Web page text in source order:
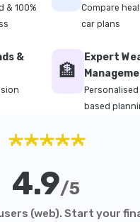
& 100%
Compare
car plans
&
🏦
Expert
based
★★★★★
4.9/5
(web). Start your